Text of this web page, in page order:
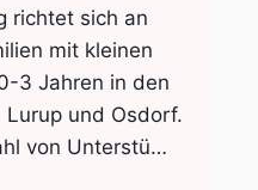
richtet sich an
mit kleinen
3 Jahren in den
und Osdorf.
von Unterstü…